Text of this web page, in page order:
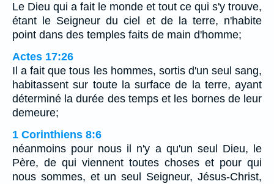
Le Dieu qui a fait le monde et tout ce qui s'y trouve,
étant le Seigneur du ciel et de la terre, n'habite
point dans des temples faits de main d'homme;
Actes 17:26
Il a fait que tous les hommes, sortis d'un seul sang,
habitassent sur toute la surface de la terre, ayant
déterminé la durée des temps et les bornes de leur
demeure;
1 Corinthiens 8:6
néanmoins pour nous il n'y a qu'un seul Dieu, le
Père, de qui viennent toutes choses et pour qui
nous sommes, et un seul Seigneur, Jésus-Christ,